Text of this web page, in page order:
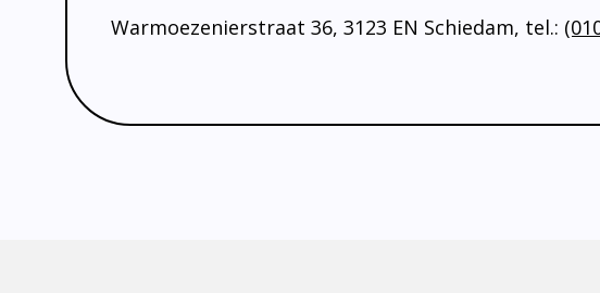
Warmoezenierstraat 36, 3123 EN Schiedam, tel.: